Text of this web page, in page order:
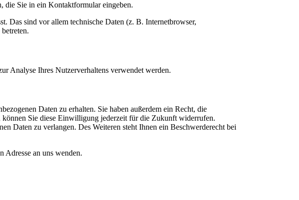
die Sie in ein Kontaktformular eingeben.
Das sind vor allem technische Daten (z. B. Internetbrowser,
Analyse Ihres Nutzerverhaltens verwendet werden.
Daten zu erhalten. Sie haben außerdem ein Recht, die
Sie diese Einwilligung jederzeit für die Zukunft widerrufen.
Daten zu verlangen. Des Weiteren steht Ihnen ein Beschwerderecht bei
Adresse an uns wenden.